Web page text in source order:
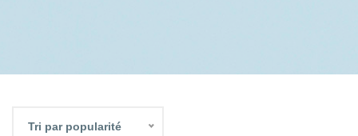
Tri par popularité